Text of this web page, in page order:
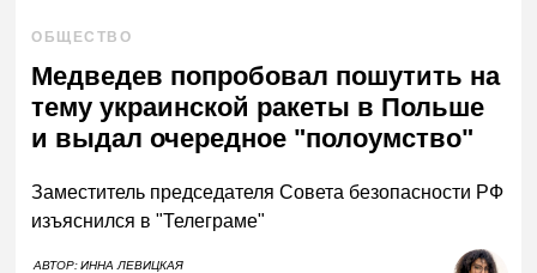
ОБЩЕСТВО
Медведев попробовал пошутить на
тему украинской ракеты в Польше
и выдал очередное "полоумство"
Заместитель председателя Совета безопасности РФ
изъяснился в "Телеграме"
АВТОР:ИННА ЛЕВИЦКАЯ